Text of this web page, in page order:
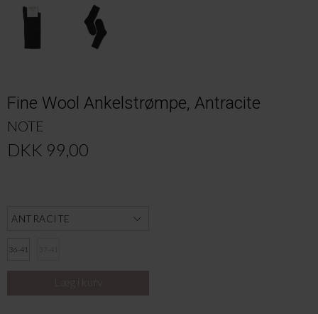
Fine Wool Ankelstrømpe, Antracite
NOTE
DKK 99,00
36-41